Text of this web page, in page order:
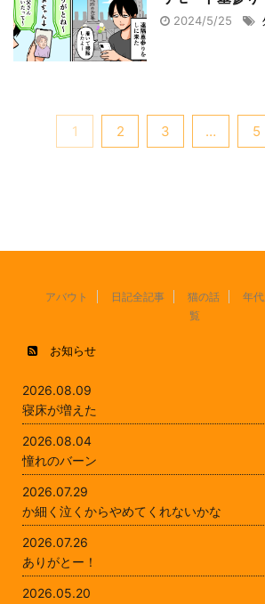
2024/5/25
1 2 3 … 5
アバウト 日記全記事 猫の話 年
覧
お知らせ
2026.08.09
寝床が増えた
2026.08.04
憧れのバーン
2026.07.29
か細く泣くからやめてくれないかな
2026.07.26
ありがとー！
2026.05.20